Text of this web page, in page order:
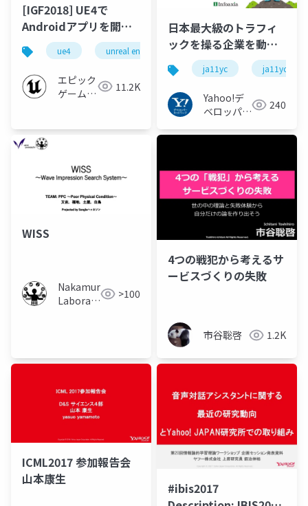
[IGF2018] UE4で
Androidアプリを開発
する際に知っておきた
いパフォーマンス改善
テクニック + INDIE
GAMES FESTIVAL 2018
に！
ue4 unreal engine 4 android igf2018
エピック
ゲームズ
11.2K
日本最大級のトラフィ
ックを操る企業を動か
す障害当事者の声。
#ja11yc #ja11yc_a
ja11yc ja11yc_a
Yahoo!デ
ベロッパー
ク
240
WISS
Nakamura
Laboratory
>100
4つの戦犯から考えるサ
ービスづくりの失敗
市谷聡啓 1.2K
ICML2017 参加報告会
山本康生
#ibis2017